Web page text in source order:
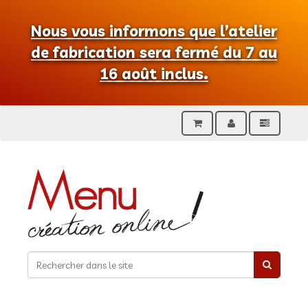
Nous vous informons que l’atelier
de fabrication sera fermé du 7 au
16 août inclus.